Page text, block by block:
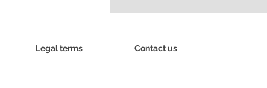
Legal terms Contact us